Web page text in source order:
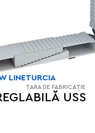
USS
LINETURCIA
ȚARA DE FABRICAȚIE